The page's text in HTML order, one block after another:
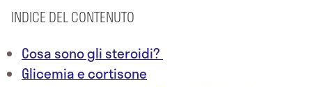
INDICE DEL CONTENUTO
Cosa sono gli steroidi?
Glicemia e cortisone